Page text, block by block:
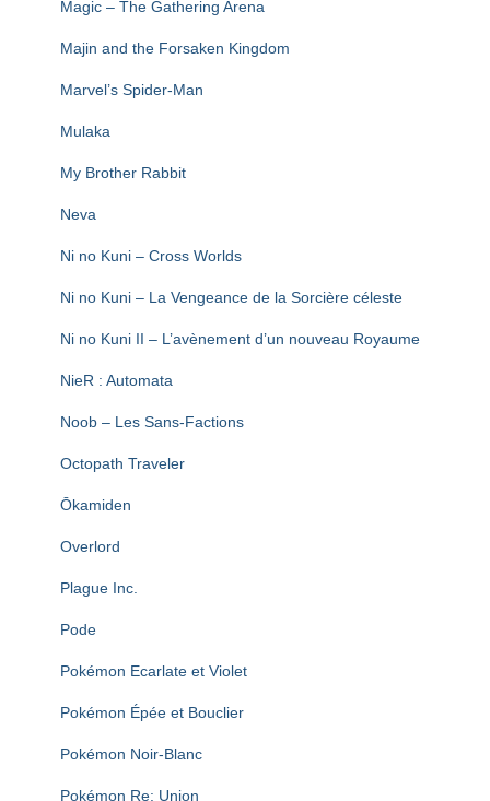
Magic – The Gathering Arena
Majin and the Forsaken Kingdom
Marvel’s Spider-Man
Mulaka
My Brother Rabbit
Neva
Ni no Kuni – Cross Worlds
Ni no Kuni – La Vengeance de la Sorcière céleste
Ni no Kuni II – L’avènement d’un nouveau Royaume
NieR : Automata
Noob – Les Sans-Factions
Octopath Traveler
Ōkamiden
Overlord
Plague Inc.
Pode
Pokémon Ecarlate et Violet
Pokémon Épée et Bouclier
Pokémon Noir-Blanc
Pokémon Re: Union